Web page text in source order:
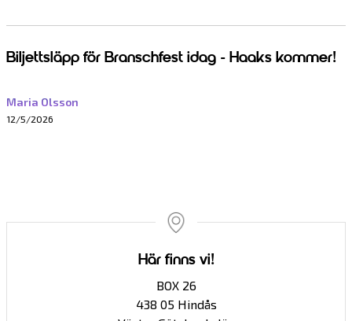
Biljettsläpp för Branschfest idag - Haaks kommer!
Maria Olsson
12/5/2026
Här finns vi!
BOX 26
438 05 Hindås